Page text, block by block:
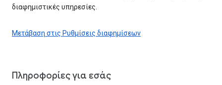
διαφημιστικές υπηρεσίες.
Μετάβαση στις Ρυθμίσεις διαφημίσεων
Πληροφορίες για εσάς